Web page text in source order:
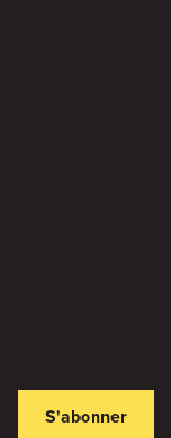
S'abonner